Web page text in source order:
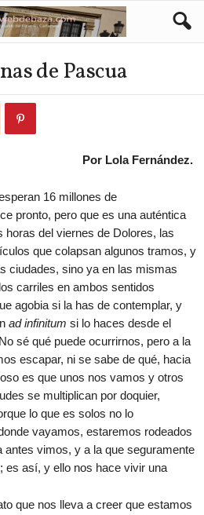
de Pascua
Por Lola Fernández.
16 millones de
pronto, pero que es una auténtica
horas del viernes de Dolores, las
que colapsan algunos tramos, y
ciudades, sino ya en las mismas
carriles en ambos sentidos
agobia si la has de contemplar, y
ad infinitum si lo haces desde el
sé qué puede ocurrirnos, pero a la
escapar, ni se sabe de qué, hacia
es que unos nos vamos y otros
se multiplican por doquier,
lo que es solos no lo
vayamos, estaremos rodeados
antes vimos, y a la que seguramente
es así, y ello nos hace vivir una
que nos lleva a creer que estamos